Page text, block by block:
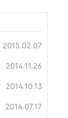
2015.02.07
2014.11.26
2014.10.13
2014.07.17